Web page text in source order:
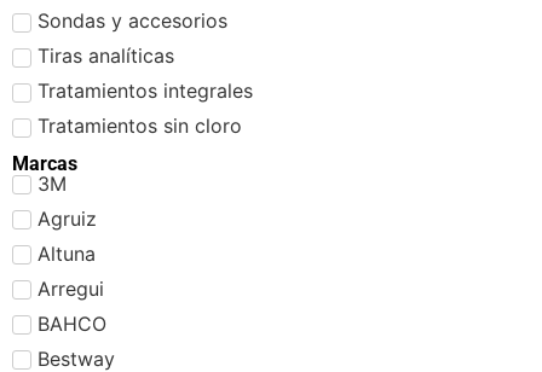
Sondas y accesorios
Tiras analíticas
Tratamientos integrales
Tratamientos sin cloro
Marcas
3M
Agruiz
Altuna
Arregui
BAHCO
Bestway